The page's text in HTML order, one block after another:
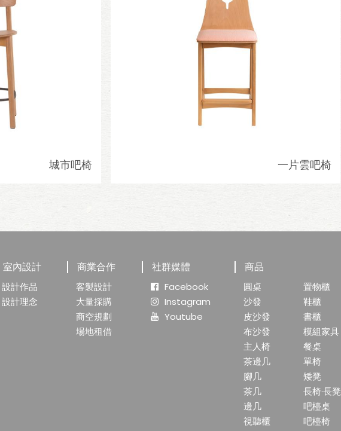
城市吧椅 一片雲吧椅
室內設計
設計作品
設計理念
商業合作
客製設計
大量採購
商空規劃
場地租借
社群媒體
Facebook
Instagram
Youtube
商品
圓桌
沙發
皮沙發
布沙發
主人椅
茶邊几
腳几
茶几
邊几
視聽櫃
置物櫃
鞋櫃
書櫃
模組家具
餐桌
單椅
矮凳
長椅·長凳
吧檯桌
吧檯椅